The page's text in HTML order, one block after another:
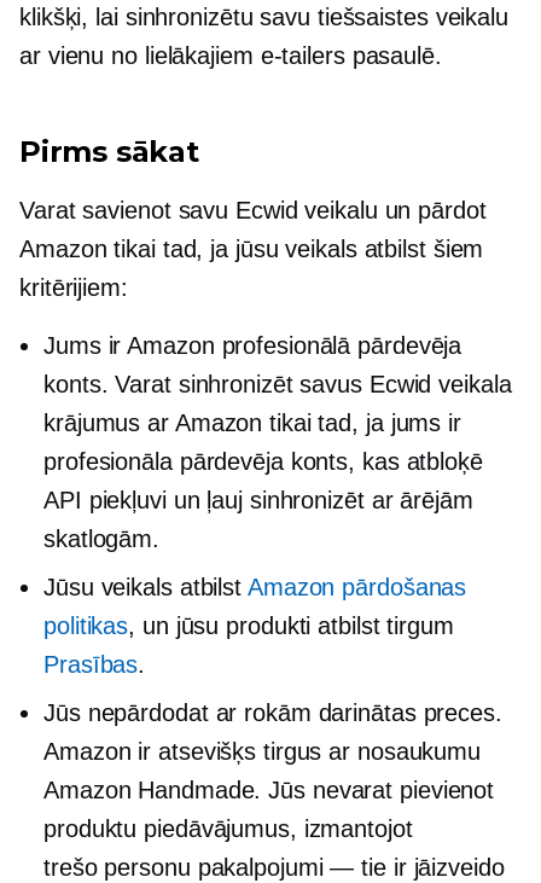
klikšķi, lai sinhronizētu savu tiešsaistes veikalu
ar vienu no lielākajiem e-tailerspasaulē.
Pirms sākat
Varat savienot savu Ecwid veikalu un pārdot
Amazon tikai tad, ja jūsu veikals atbilst šiem
kritērijiem:
Jums ir Amazon profesionālā pārdevēja
konts. Varat sinhronizēt savus Ecwid veikala
krājumus ar Amazon tikai tad, ja jums ir
profesionāla pārdevēja konts, kas atbloķē
API piekļuvi un ļauj sinhronizēt ar ārējām
skatlogām.
Jūsu veikals atbilst Amazon pārdošanas
politikas, un jūsu produkti atbilst tirgum
Prasības.
Jūs nepārdodat ar rokām darinātas preces.
Amazon ir atsevišķs tirgus ar nosaukumu
Amazon Handmade. Jūs nevarat pievienot
produktu piedāvājumus, izmantojot
trešo personu pakalpojumi — tie ir jāizveido